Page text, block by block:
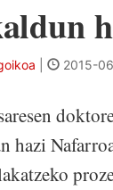
2015-
hazi